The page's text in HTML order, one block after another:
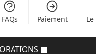
FAQs Paiement